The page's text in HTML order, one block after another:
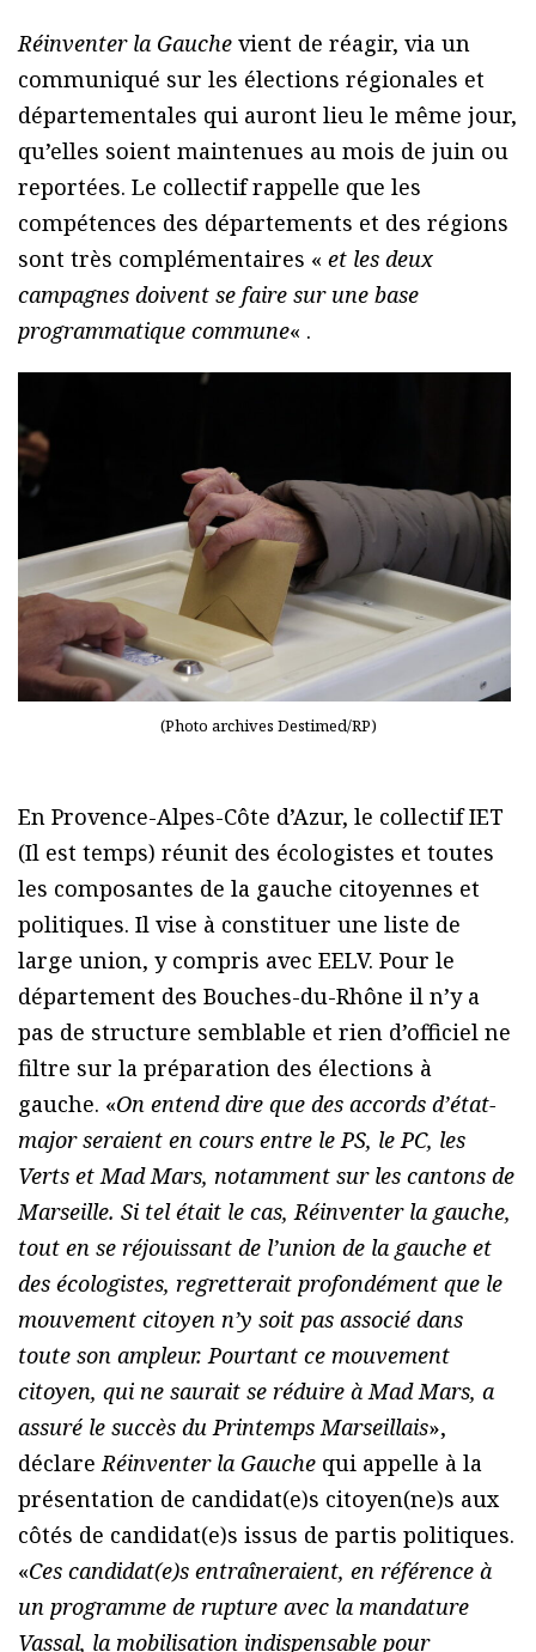
Réinventer la Gauche vient de réagir, via un
communiqué sur les élections régionales et
départementales qui auront lieu le même jour,
qu’elles soient maintenues au mois de juin ou
reportées. Le collectif rappelle que les
compétences des départements et des régions
sont très complémentaires « et les deux
campagnes doivent se faire sur une base
programmatique commune« .
(Photo archives Destimed/RP)
En Provence-Alpes-Côte d’Azur, le collectif IET
(Il est temps) réunit des écologistes et toutes
les composantes de la gauche citoyennes et
politiques. Il vise à constituer une liste de
large union, y compris avec EELV. Pour le
département des Bouches-du-Rhône il n’y a
pas de structure semblable et rien d’officiel ne
filtre sur la préparation des élections à
gauche. «On entend dire que des accords d’état-
major seraient en cours entre le PS, le PC, les
Verts et Mad Mars, notamment sur les cantons de
Marseille. Si tel était le cas, Réinventer la gauche,
tout en se réjouissant de l’union de la gauche et
des écologistes, regretterait profondément que le
mouvement citoyen n’y soit pas associé dans
toute son ampleur. Pourtant ce mouvement
citoyen, qui ne saurait se réduire à Mad Mars, a
assuré le succès du Printemps Marseillais»,
déclareRéinventer la Gauche qui appelle à la
présentation de candidat(e)s citoyen(ne)s aux
côtés de candidat(e)s issus de partis politiques.
«Ces candidat(e)s entraîneraient, en référence à
un programme de rupture avec la mandature
Vassal, la mobilisation indispensable pour